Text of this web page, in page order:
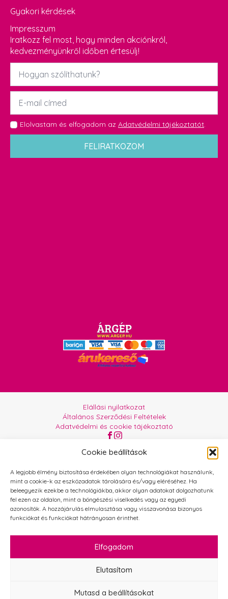
Cookie beállítások
A legjobb élmény biztosítása érdekében olyan technológiákat használunk,
mint a cookie-k az eszközadatok tárolására és/vagy eléréséhez. Ha
beleegyezik ezekbe a technológiákba, akkor olyan adatokat dolgozhatunk
fel ezen az oldalon, mint a böngészési viselkedés vagy az egyedi
azonosítók. A hozzájárulás elmulasztása vagy visszavonása bizonyos
funkciókat és funkciókat hátrányosan érinthet.
Elfogadom
Elutasítom
Mutasd a beállításokat
Gyakori kérdések
Impresszum
Iratkozz fel most, hogy minden akciónkról,
kedvezményünkről időben értesülj!
Név
Email
GDPR
*
Elolvastam és elfogadom az Adatvédelmi tájékoztatót.
FELIRATKOZOM
Elállási nyilatkozat
Általános Szerződési Feltételek
Adatvédelmi és cookie tájékoztató